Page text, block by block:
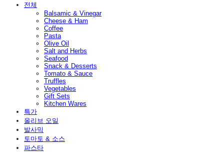
전체
Balsamic & Vinegar
Cheese & Ham
Coffee
Pasta
Olive Oil
Salt and Herbs
Seafood
Snack & Desserts
Tomato & Sauce
Truffles
Vegetables
Gift Sets
Kitchen Wares
특가
올리브 오일
발사믹
토마토 & 소스
파스타